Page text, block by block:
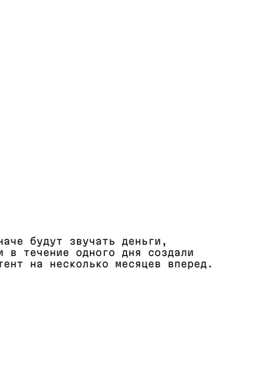
будут звучать деньги,
в течение одного дня создали
на несколько месяцев вперед.